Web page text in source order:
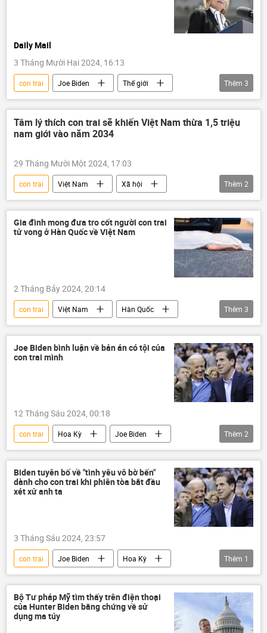
Daily Mail
3 Tháng Mười Hai 2024, 16:13
con trai Joe Biden
Thế giới
Báo chí thế giới
Chính trị Hoa Kỳ
Thêm 3
Tâm lý thích con trai sẽ khiến Việt Nam thừa 1,5 triệu
nam giới vào năm 2034
29 Tháng Mười Một 2024, 17:03
con trai Việt Nam
Xã hội
dân số
Bộ Y Tế Việt Nam
Thêm 2
Gia đình mong đưa tro cốt người con trai
tử vong ở Hàn Quốc về Việt Nam
2 Tháng Bảy 2024, 20:14
con trai Việt Nam
Hàn Quốc
Xã hội
tai nạn xe ô-tô
Thêm 3
Joe Biden bình luận về bản án có tội của
con trai mình
12 Tháng Sáu 2024, 00:18
con trai Hoa Kỳ
Joe Biden
Pháp luật
Thế giới
Thêm 2
Biden tuyên bố về "tình yêu vô bờ bến"
dành cho con trai khi phiên tòa bắt đầu
xét xử anh ta
3 Tháng Sáu 2024, 23:57
con trai Joe Biden
Hoa Kỳ
Thế giới
Thêm 1
Bộ Tư pháp Mỹ tìm thấy trên điện thoại
của Hunter Biden bằng chứng về sử
dụng ma túy